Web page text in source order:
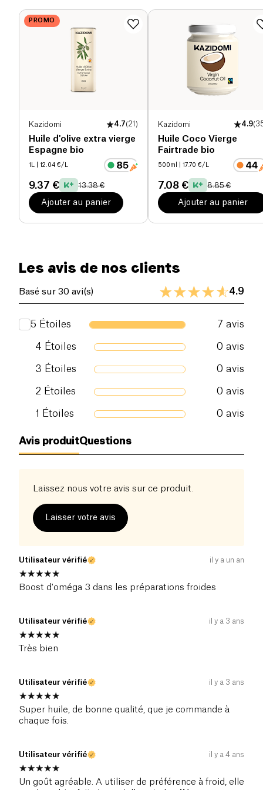
PROMO
Kazidomi 4.7(21 )
Huile d'olive extra vierge
Espagne bio
1L | 12.04 €/L
9.37 € 13.38 €
Ajouter au panier
Kazidomi 4.9(
Huile Coco Vierge
Fairtrade bio
500ml | 17.70 €/L
7.08 € 8.85 €
Ajouter au panier
respectent les normesbioset environnementales.
Protéines (g) 0 g
Les avis de nos clients
Basé sur 30 avi(s) 4.9
5 Étoiles 7 avis
4 Étoiles 0 avis
3 Étoiles 0 avis
2 Étoiles 0 avis
1 Étoiles 0 avis
Avis produitQuestions
Laissez nous votre avis sur ce produit.
Laisser votre avis
Utilisateur vérifié il y a un an
Boost d'oméga 3 dans les préparations froides
Utilisateur vérifié il y a 3 ans
Très bien
Utilisateur vérifié il y a 3 ans
Super huile, de bonne qualité, que je commande à
chaque fois.
Utilisateur vérifié il y a 4 ans
Un goût agréable. A utiliser de préférence à froid, elle